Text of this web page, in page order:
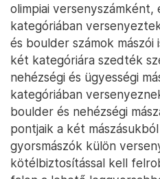
olimpiai
kategóriában
és boulder számok mászói
két kategóriára szedték
nehézségi és ügyességi
kategóriában
boulder és nehézségi
pontjaik a két
gyorsmászók külön
kötélbiztosítással kell